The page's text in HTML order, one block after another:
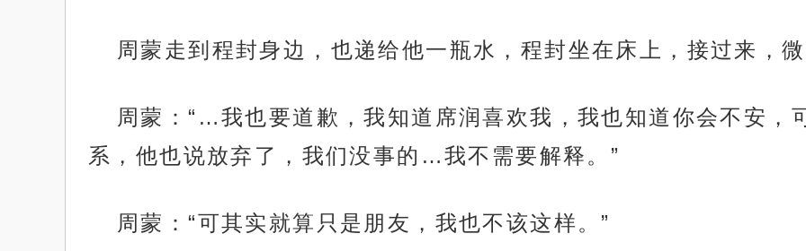
周蒙走到程封身边，也递给他一瓶水，程封坐在床上，接过来，
周蒙：“…我也要道歉，我知道席润喜欢我，我也知道你会不安，
系，他也说放弃了，我们没事的…我不需要解释。”
周蒙：“可其实就算只是朋友，我也不该这样。”